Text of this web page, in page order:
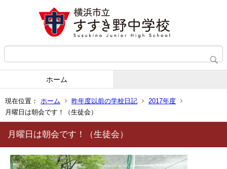
ホーム
現在位置： ホーム 昨年度以前の学校日記
2017年度
月曜日は朝会です！（生徒会）
月曜日は朝会です！（生徒会）